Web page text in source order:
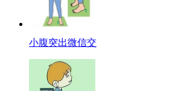
小腹突出微信交